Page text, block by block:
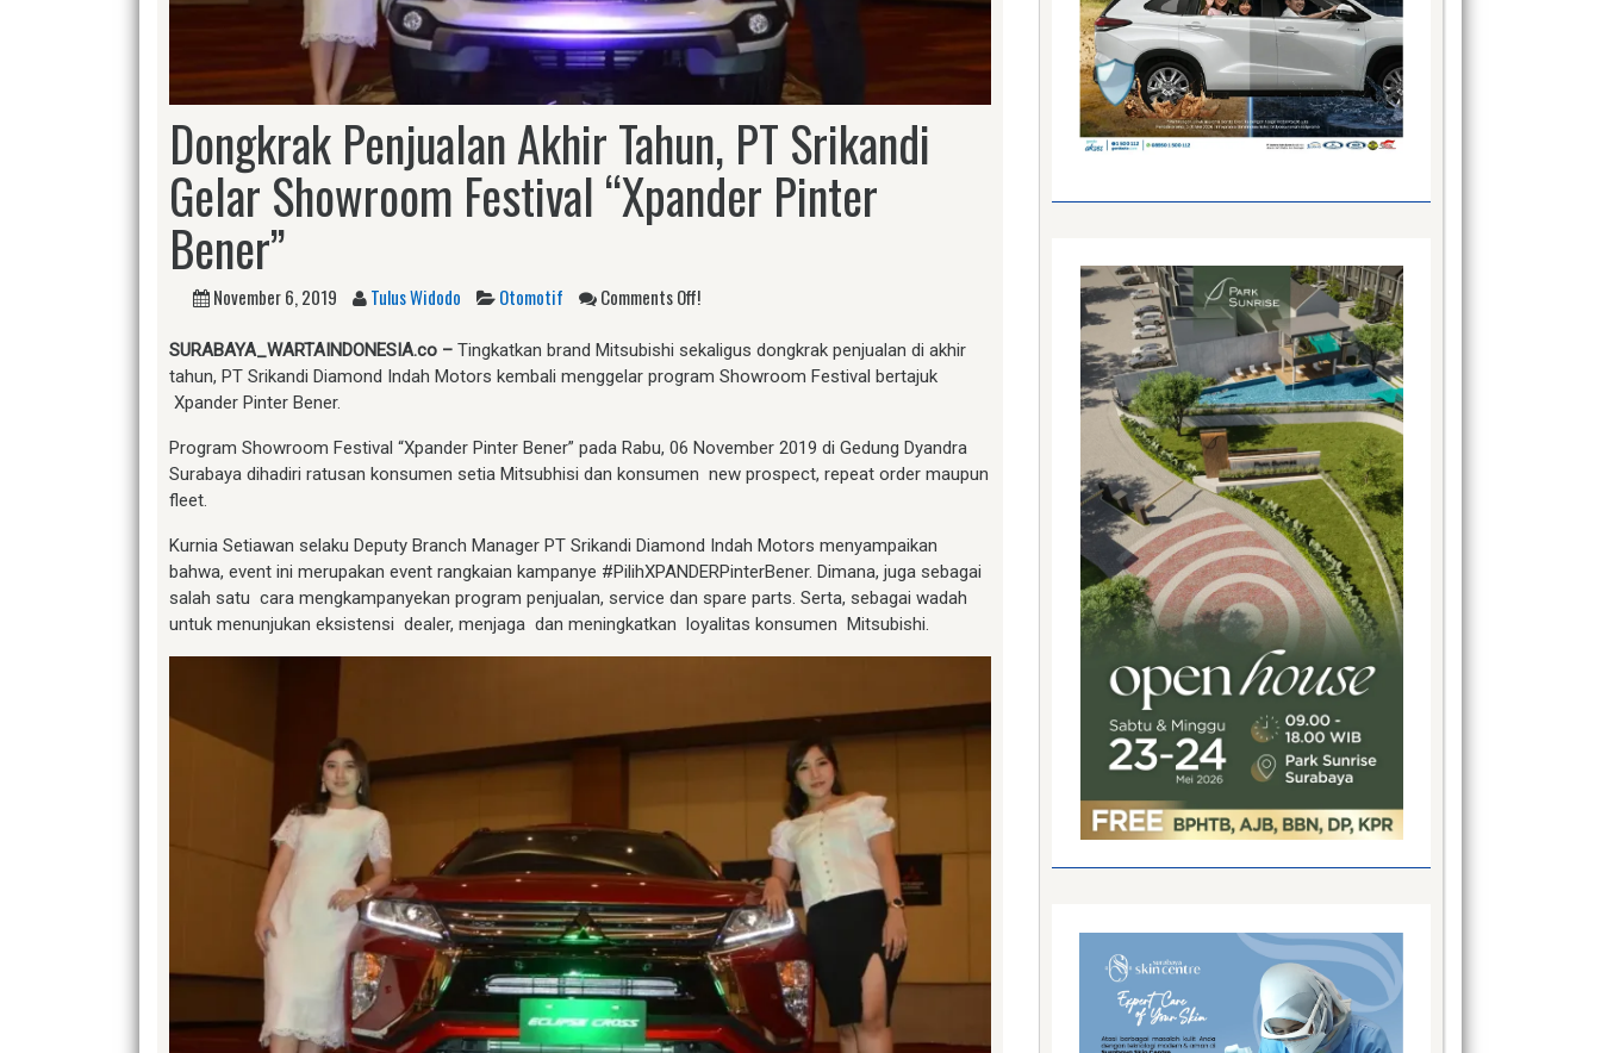
Dongkrak Penjualan Akhir Tahun, PT Srikandi
Gelar Showroom Festival “Xpander Pinter
Bener”
November 6, 2019 Tulus Widodo Otomotif Comments Off!
SURABAYA_WARTAINDONESIA.co – Tingkatkan brand Mitsubishi sekaligus dongkrak penjualan di akhir
tahun, PT Srikandi Diamond Indah Motors kembali menggelar program Showroom Festival bertajuk
Xpander Pinter Bener.
Program Showroom Festival “Xpander Pinter Bener” pada Rabu, 06 November 2019 di Gedung Dyandra
Surabaya dihadiri ratusan konsumen setia Mitsubhisi dan konsumen new prospect, repeat order maupun
fleet.
Kurnia Setiawan selaku Deputy Branch Manager PT Srikandi Diamond Indah Motors menyampaikan
bahwa, event ini merupakan event rangkaian kampanye #PilihXPANDERPinterBener. Dimana, juga sebagai
salah satu cara mengkampanyekan program penjualan, service dan spare parts. Serta, sebagai wadah
untuk menunjukan eksistensi dealer, menjaga dan meningkatkan loyalitas konsumen Mitsubishi.